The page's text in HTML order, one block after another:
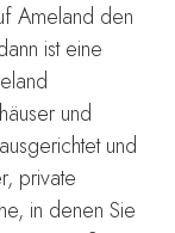
Ameland den
ist eine
und
und
private
in denen Sie